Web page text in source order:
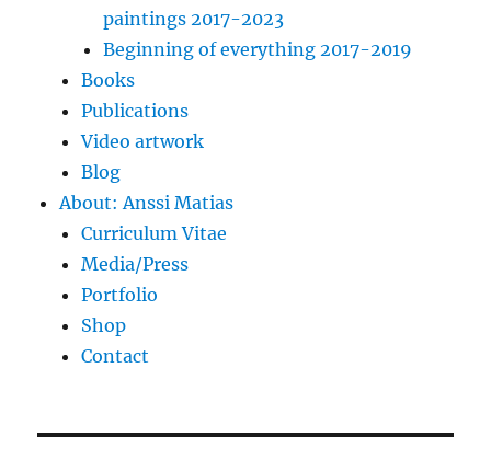
paintings 2017-2023
Beginning of everything 2017-2019
Books
Publications
Video artwork
Blog
About: Anssi Matias
Curriculum Vitae
Media/Press
Portfolio
Shop
Contact